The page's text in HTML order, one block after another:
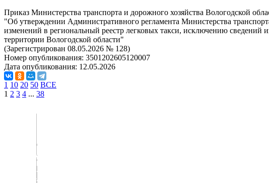
Приказ Министерства транспорта и дорожного хозяйства Вологодской
"Об утверждении Административного регламента Министерства
изменений в региональный реестр легковых такси, исключению сведений
территории Вологодской области"
(Зарегистрирован 08.05.2026 № 128)
Номер опубликования: 3501202605120007
Дата опубликования: 12.05.2026
1 10 20 50 ВСЕ
1 2 3 4 ... 38